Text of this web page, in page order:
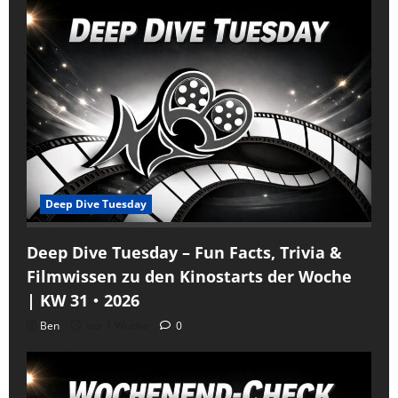
Deep Dive Tuesday
Deep Dive Tuesday – Fun Facts, Trivia &
Filmwissen zu den Kinostarts der Woche
| KW 31・2026
Ben 0